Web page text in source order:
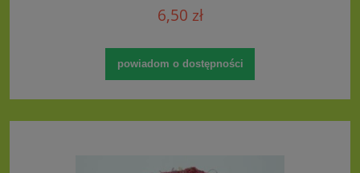
6,50 zł
powiadom o dostępności